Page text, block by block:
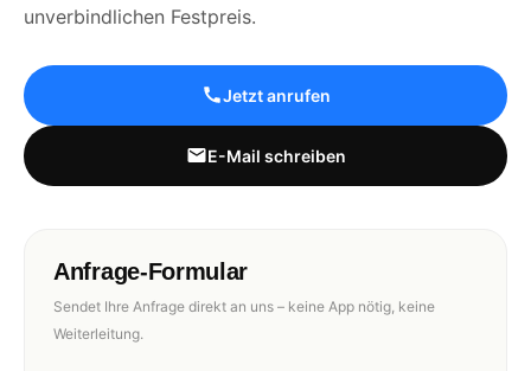
unverbindlichen Festpreis.
Jetzt anrufen
E-Mail schreiben
Anfrage-Formular
Sendet Ihre Anfrage direkt an uns – keine App nötig, keine
Weiterleitung.